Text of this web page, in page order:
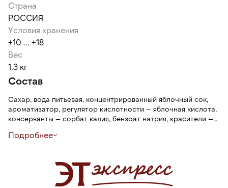
Страна
РОССИЯ
Условия хранения
+10 ... +18
Вес
1.3 кг
Состав
Сахар, вода питьевая, концентрированный яблочный сок,
ароматизатор, регулятор кислотности — яблочная кислота,
консерванты — сорбат калия, бензоат натрия, красители —
Подробнее